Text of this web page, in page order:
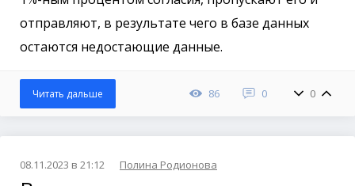
отправляют, в результате чего в базе данных
остаются недостающие данные.
86 0 0
Читать дальше
08.11.2023 в 21:12 Полина Родионова